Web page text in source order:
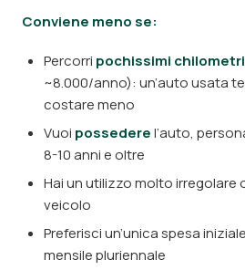
Conviene meno se:
Percorri pochissimi chilometri
~8.000/anno): un’auto usata
costare meno
Vuoi possederel’auto,
8-10 anni e oltre
Hai un utilizzo molto irregolare
veicolo
Preferisci un’unica spesa
mensile pluriennale